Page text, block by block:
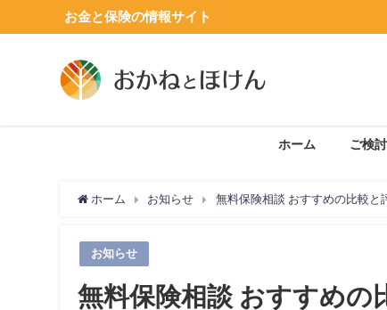
お金と保険の情報サイト
ホーム ご検
ホーム お知らせ 無料保険相談 おすすめの比較と
お知らせ
無料保険相談 おすすめの